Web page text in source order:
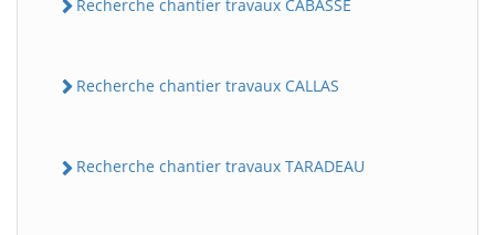
Recherche chantier travaux CABASSE
Recherche chantier travaux CALLAS
Recherche chantier travaux TARADEAU